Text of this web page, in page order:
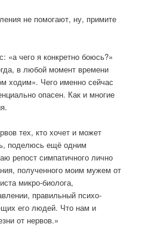
не помогают, ну, примите
«а чего я конкретно боюсь?»
в любой момент времени
ходим». Чего именно сейчас
опасен. Как и многие
тех, кто хочет и может
поделюсь ещё одним
репост симпатичного лично
полученного моим мужем от
микро-биолога,
правильный психо-
его людей. Что нам и
от нервов.»